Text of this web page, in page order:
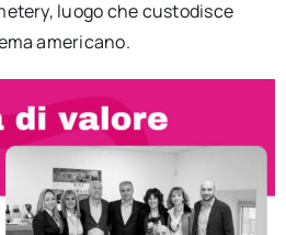
luogo che custodisce
americano.